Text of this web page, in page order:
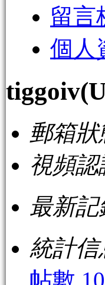
留言
個人
tiggoiv
郵箱狀
視頻認
最新
統計信